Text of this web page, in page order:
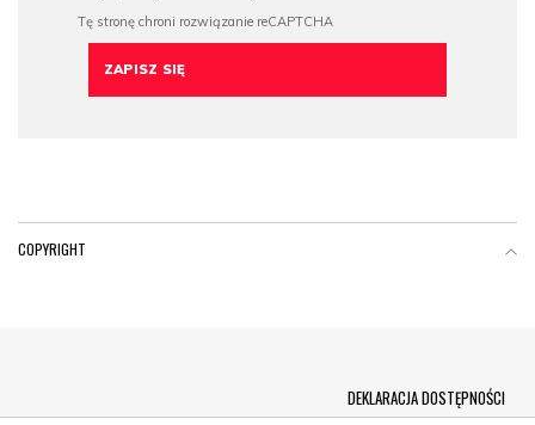
COPYRIGHT
DEKLARACJA DOSTĘPNOŚCI